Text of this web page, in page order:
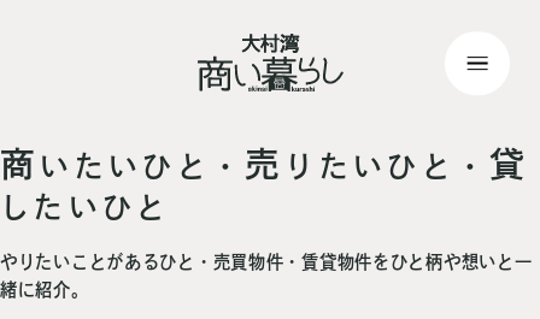
商 いたいひと・ 売 りたいひと・貸
したいひと
やりたいことがあるひと・売買物件・賃貸物件をひと柄や想いと一
緒に紹介。